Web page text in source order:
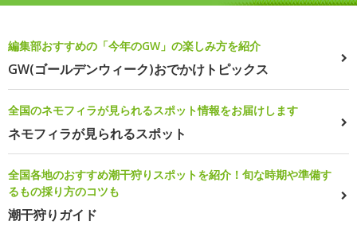
編集部おすすめの「今年のGW」の楽しみ方を紹介
GW(ゴールデンウィーク)おでかけトピックス
全国のネモフィラが見られるスポット情報をお届けします
ネモフィラが見られるスポット
全国各地のおすすめ潮干狩りスポットを紹介！旬な時期や準備す
るもの採り方のコツも
潮干狩りガイド